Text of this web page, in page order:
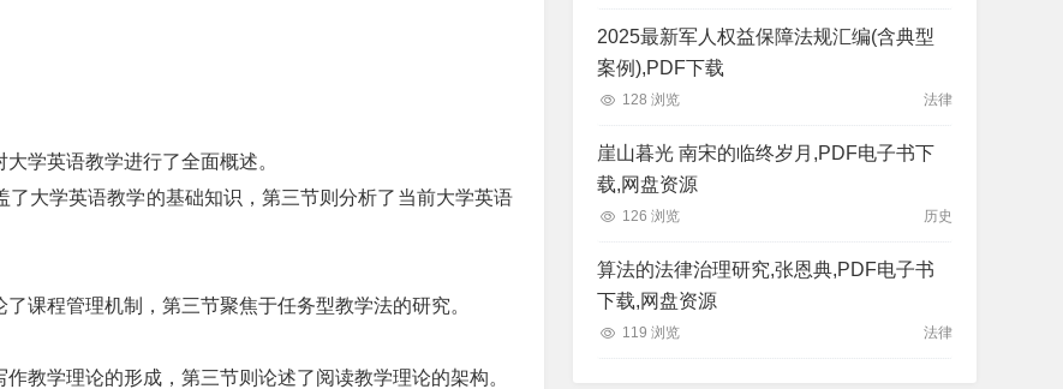
学英语教学进行了全面概述。
大学英语教学的基础知识，第三节则分析了当前大学英语
课程管理机制，第三节聚焦于任务型教学法的研究。
教学理论的形成，第三节则论述了阅读教学理论的架构。
2025最新军人权益保障法规汇编(含典型
案例),PDF下载
128 浏览 法律
崖山暮光 南宋的临终岁月,PDF电子书下
载,网盘资源
126 浏览 历史
算法的法律治理研究,张恩典,PDF电子书
下载,网盘资源
119 浏览 法律